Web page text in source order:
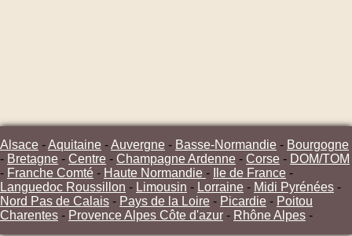
Alsace -Aquitaine -Auvergne - Basse-Normandie - Bourgogne
- Bretagne - Centre - Champagne Ardenne - Corse - DOM/TOM
- Franche Comté - Haute Normandie - Ile de France -
Languedoc Roussillon - Limousin - Lorraine - Midi Pyrénées -
Nord Pas de Calais - Pays de la Loire - Picardie - Poitou
Charentes - Provence Alpes Côte d'azur - Rhône Alpes -